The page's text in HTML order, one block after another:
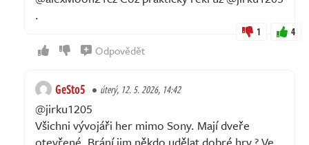
.
1 4
Odpovědět
GeSto5 úterý, 12. 5. 2026, 14:42
@jirku1205
Všichni vývojáři her mimo Sony. Mají dveře